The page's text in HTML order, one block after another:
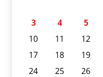
3
4 5
10
11 12
17
18 19
24
25 26